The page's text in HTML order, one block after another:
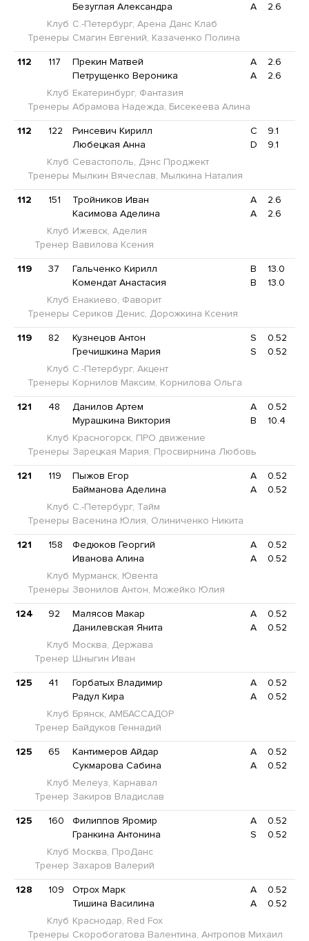
Безуглая Александра
A
2.6
Клуб С.-Петербург, Арена Данс Клаб
Тренеры Смагин Евгений, Казаченко Полина
112 117 Прекин Матвей A
2.6
Петрущенко Вероника
A
2.6
Клуб Екатеринбург, Фантазия
Тренеры Абрамова Надежда, Бисекеева Алина
112 122 Ринсевич Кирилл C
9.1
Любецкая Анна
D
9.1
Клуб Севастополь, Дэнс Проджект
Тренеры Мылкин Вячеслав, Мылкина Наталия
112 151 Тройников Иван A
2.6
Касимова Аделина
A
2.6
Клуб Ижевск, Аделия
Тренер Вавилова Ксения
119 37 Гальченко Кирилл B
13.0
Комендат Анастасия
B
13.0
Клуб Енакиево, Фаворит
Тренеры Сериков Денис, Дорожкина Ксения
119 82 Кузнецов Антон S
0.52
Гречишкина Мария
S
0.52
Клуб С.-Петербург, Акцент
Тренеры Корнилов Максим, Корнилова Ольга
121 48 Данилов Артем A
0.52
Мурашкина Виктория
B
10.4
Клуб Красногорск, ПРО движение
Тренеры Зарецкая Мария, Просвирнина Любовь
121 119 Пыжов Егор A
0.52
Байманова Аделина
A
0.52
Клуб С.-Петербург, Тайм
Тренеры Васенина Юлия, Олиниченко Никита
121 158 Федюков Георгий A
0.52
Иванова Алина
A
0.52
Клуб Мурманск, Ювента
Тренеры Звонилов Антон, Можейко Юлия
124 92 Малясов Макар A
0.52
Данилевская Янита
A
0.52
Клуб Москва, Держава
Тренер Шныгин Иван
125 41 Горбатых Владимир A
0.52
Радул Кира
A
0.52
Клуб Брянск, АМБАССАДОР
Тренер Байдуков Геннадий
125 65 Кантимеров Айдар A
0.52
Сукмарова Сабина
A
0.52
Клуб Мелеуз, Карнавал
Тренер Закиров Владислав
125 160 Филиппов Яромир A
0.52
Гранкина Антонина
S
0.52
Клуб Москва, ПроДанс
Тренер Захаров Валерий
128 109 Отрох Марк A
0.52
Тишина Василина
A
0.52
Клуб Краснодар, Red Fox
Тренеры Скоробогатова Валентина, Антропов Михаил